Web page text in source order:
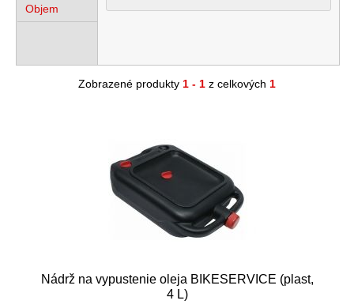
Objem
Zobrazené produkty 1 - 1 z celkových 1
Nádrž na vypustenie oleja BIKESERVICE (plast,
4 L)